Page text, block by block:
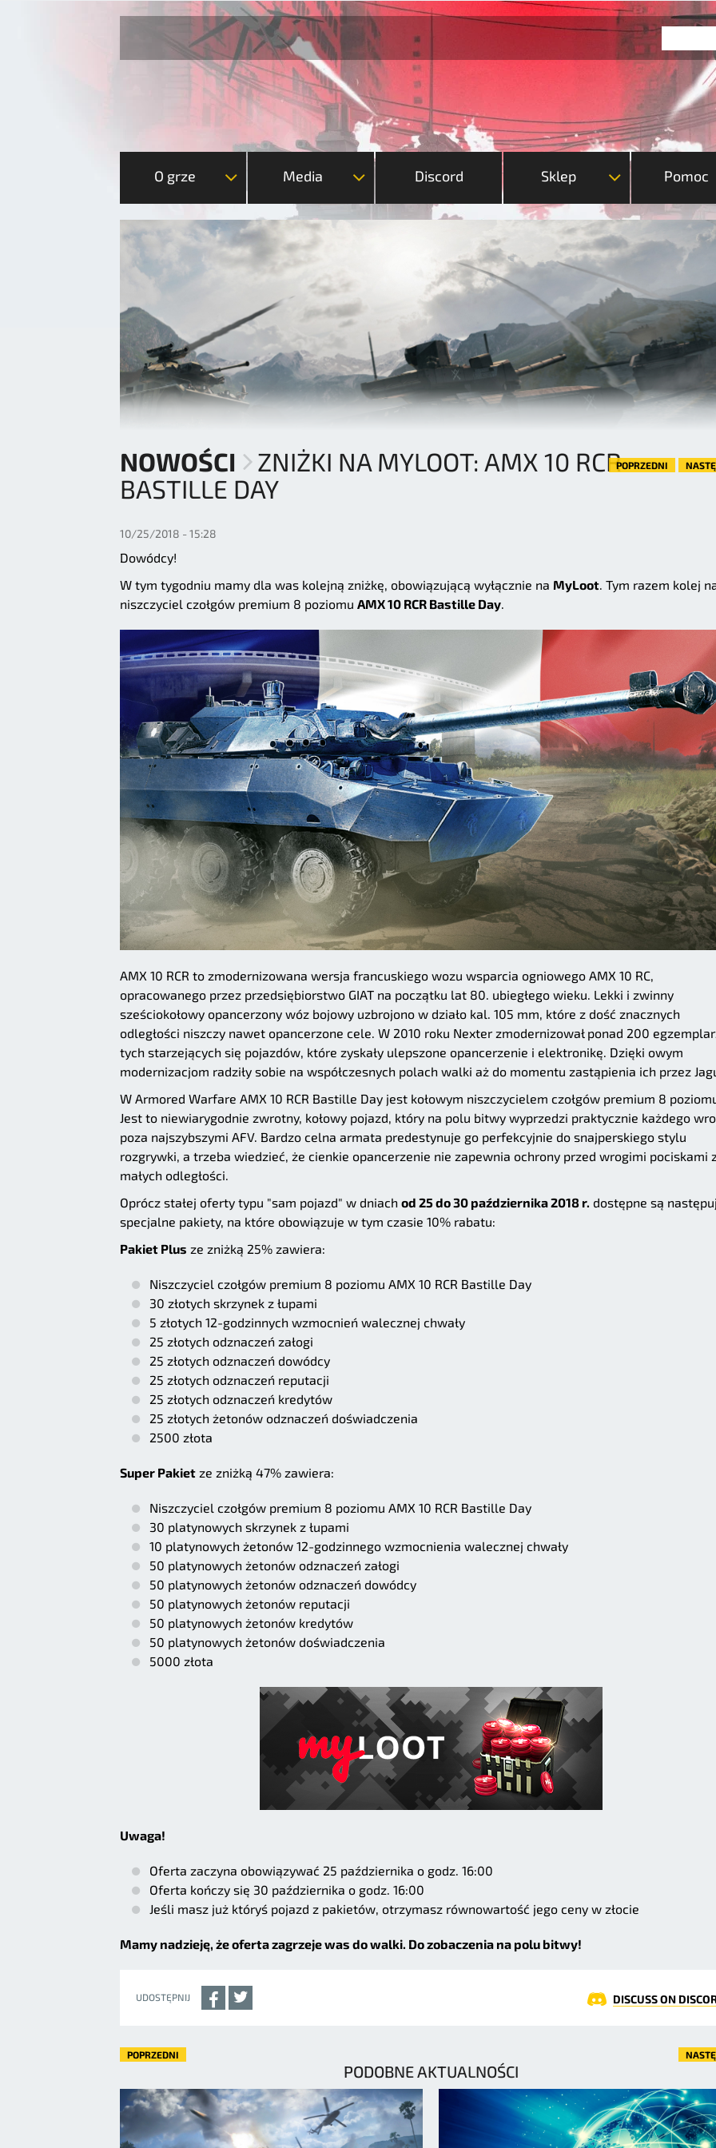
O grze Media Discord Sklep Pomoc
NOWOŚCI
ZNIŻKI NA MYLOOT: AMX 10 RCR
BASTILLE DAY
POPRZEDNI
10/25/2018 - 15:28
Dowódcy!
W tym tygodniu mamy dla was kolejną zniżkę, obowiązującą wyłącznie na MyLoot. Tym razem kolej
niszczyciel czołgów premium 8 poziomu AMX 10 RCR Bastille Day.
AMX 10 RCR to zmodernizowana wersja francuskiego wozu wsparcia ogniowego AMX 10 RC,
opracowanego przez przedsiębiorstwo GIAT na początku lat 80. ubiegłego wieku. Lekki i zwinny
sześciokołowy opancerzony wóz bojowy uzbrojono w działo kal. 105 mm, które z dość znacznych
odległości niszczy nawet opancerzone cele. W 2010 roku Nexter zmodernizował ponad 200
tych starzejących się pojazdów, które zyskały ulepszone opancerzenie i elektronikę. Dzięki owym
modernizacjom radziły sobie na współczesnych polach walki aż do momentu zastąpienia ich przez
W Armored Warfare AMX 10 RCR Bastille Day jest kołowym niszczycielem czołgów premium 8
Jest to niewiarygodnie zwrotny, kołowy pojazd, który na polu bitwy wyprzedzi praktycznie każdego
poza najszybszymi AFV. Bardzo celna armata predestynuje go perfekcyjnie do snajperskiego stylu
rozgrywki, a trzeba wiedzieć, że cienkie opancerzenie nie zapewnia ochrony przed wrogimi pociskami
małych odległości.
Oprócz stałej oferty typu "sam pojazd" w dniach od 25 do 30 października 2018 r. dostępne są
specjalne pakiety, na które obowiązuje w tym czasie 10% rabatu:
Pakiet Plus ze zniżką 25% zawiera:
Niszczyciel czołgów premium 8 poziomu AMX 10 RCR Bastille Day
30 złotych skrzynek z łupami
5 złotych 12-godzinnych wzmocnień walecznej chwały
25 złotych odznaczeń załogi
25 złotych odznaczeń dowódcy
25 złotych odznaczeń reputacji
25 złotych odznaczeń kredytów
25 złotych żetonów odznaczeń doświadczenia
2500 złota
Super Pakiet ze zniżką 47% zawiera:
Niszczyciel czołgów premium 8 poziomu AMX 10 RCR Bastille Day
30 platynowych skrzynek z łupami
10 platynowych żetonów 12-godzinnego wzmocnienia walecznej chwały
50 platynowych żetonów odznaczeń załogi
50 platynowych żetonów odznaczeń dowódcy
50 platynowych żetonów reputacji
50 platynowych żetonów kredytów
50 platynowych żetonów doświadczenia
5000 złota
Uwaga!
Oferta zaczyna obowiązywać 25 października o godz. 16:00
Oferta kończy się 30 października o godz. 16:00
Jeśli masz już któryś pojazd z pakietów, otrzymasz równowartość jego ceny w złocie
Mamy nadzieję, że oferta zagrzeje was do walki. Do zobaczenia na polu bitwy!
UDOSTĘPNIJ DISCUSS ON
POPRZEDNI
PODOBNE AKTUALNOŚCI